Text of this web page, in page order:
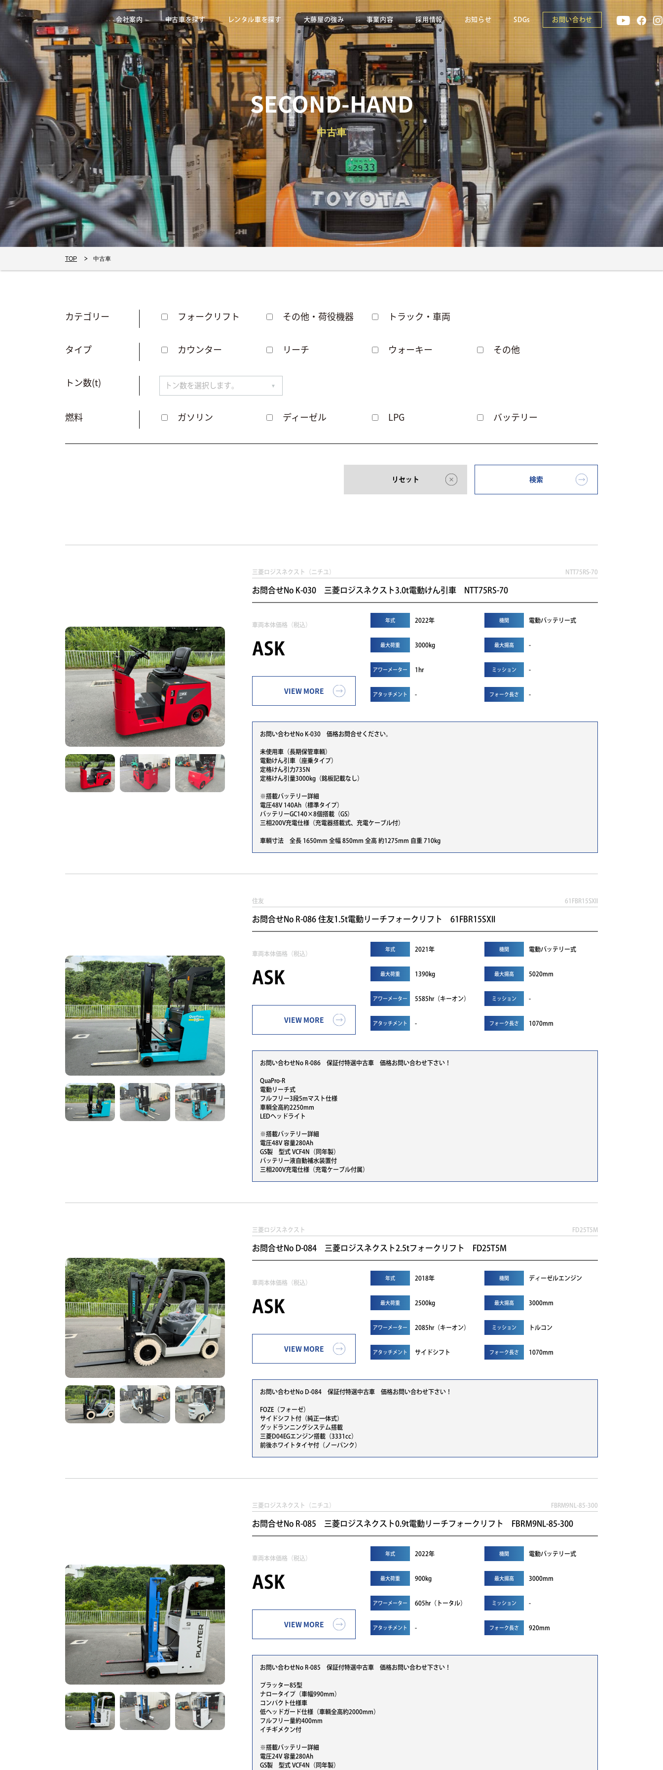
会社案内 中古車を探す レンタル車を探す 大藤屋の強み 事業内容 採用情報 お知らせ SDGs お問い合わせ
SECOND-HAND
中古車
TOP 中古車
カテゴリー フォークリフト その他・荷役機器 トラック・車両
タイプ カウンター リーチ ウォーキー その他
トン数(t)
燃料 ガソリン ディーゼル LPG バッテリー
リセット 検索
三菱ロジスネクスト（ニチユ） NTT75RS-70
お問合せNo K-030 三菱ロジスネクスト3.0t電動けん引車 NTT75RS-70
車両本体価格（税込）
ASK
VIEW MORE
年式 2022年 機関 電動バッテリー式
最大荷重 3000kg 最大揚高 -
アワーメーター 1hr ミッション -
アタッチメント - フォーク長さ -
お問い合わせNo K-030 価格お問合せください。
未使用車（長期保管車輌）
電動けん引車（座乗タイプ）
定格けん引力735N
定格けん引量3000kg（銘板記載なし）
※搭載バッテリー詳細
電圧48V 140Ah（標準タイプ）
バッテリーGC140×8個搭載（GS）
三相200V充電仕様（充電器搭載式、充電ケーブル付）
車輌寸法 全長 1650mm 全幅 850mm 全高 約1275mm 自重 710kg
住友 61FBR15SXII
お問合せNo R-086 住友1.5t電動リーチフォークリフト 61FBR15SXII
車両本体価格（税込）
ASK
VIEW MORE
年式 2021年 機関 電動バッテリー式
最大荷重 1390kg 最大揚高 5020mm
アワーメーター 5585hr（キーオン） ミッション -
アタッチメント - フォーク長さ 1070mm
お問い合わせNo R-086 保証付特選中古車 価格お問い合わせ下さい！
QuaPro-R
電動リーチ式
フルフリー3段5mマスト仕様
車輌全高約2250mm
LEDヘッドライト
※搭載バッテリー詳細
電圧48V 容量280Ah
GS製 型式 VCF4N（同年製）
バッテリー液自動補水装置付
三相200V充電仕様（充電ケーブル付属）
三菱ロジスネクスト FD25T5M
お問合せNo D-084 三菱ロジスネクスト2.5tフォークリフト FD25T5M
車両本体価格（税込）
ASK
VIEW MORE
年式 2018年 機関 ディーゼルエンジン
最大荷重 2500kg 最大揚高 3000mm
アワーメーター 2085hr（キーオン） ミッション トルコン
アタッチメント サイドシフト フォーク長さ 1070mm
お問い合わせNo D-084 保証付特選中古車 価格お問い合わせ下さい！
FOZE（フォーゼ）
サイドシフト付（純正一体式）
グッドランニングシステム搭載
三菱D04EGエンジン搭載（3331cc）
前後ホワイトタイヤ付（ノーパンク）
三菱ロジスネクスト（ニチユ） FBRM9NL-85-300
お問合せNo R-085 三菱ロジスネクスト0.9t電動リーチフォークリフト FBRM9NL-85-300
車両本体価格（税込）
ASK
VIEW MORE
年式 2022年 機関 電動バッテリー式
最大荷重 900kg 最大揚高 3000mm
アワーメーター 605hr（トータル） ミッション -
アタッチメント - フォーク長さ 920mm
お問い合わせNo R-085 保証付特選中古車 価格お問い合わせ下さい！
プラッター85型
ナロータイプ（車幅990mm）
コンパクト仕様車
低ヘッドガード仕様（車輌全高約2000mm）
フルフリー量約400mm
イチギメクン付
※搭載バッテリー詳細
電圧24V 容量280Ah
GS製 型式 VCF4N（同年製）